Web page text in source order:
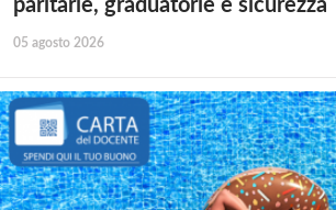
paritarie, graduatorie e sicurezza
05 agosto 2026